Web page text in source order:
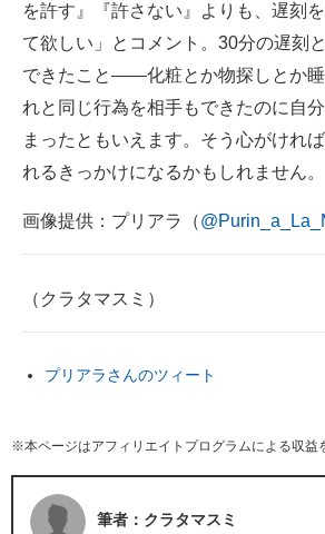
を許す』『許さない』よりも、遅刻
て欲しい」とコメント。30分の遅刻
できたこと――化粧とか物探しとか
れと同じ行為を相手もできたのに自
まったともいえます。そう心がけれ
れるきっかけになるかもしれません。
画像提供：プリアラ（
（クラタマスミ）
プリアラさんのツィート
※本ページはアフィリエイトプログラムによる収益
筆者：クラタマスミ